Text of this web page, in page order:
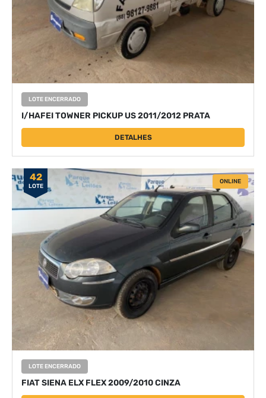
LOTE ENCERRADO
I/HAFEI TOWNER PICKUP US 2011/2012 PRATA
DETALHES
42
LOTE
ONLINE
LOTE ENCERRADO
FIAT SIENA ELX FLEX 2009/2010 CINZA